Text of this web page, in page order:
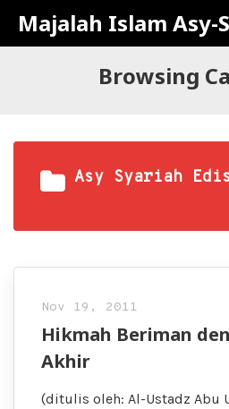
Majalah Islam Asy-
Browsing
Asy Syariah
Nov 19, 2011
Hikmah Beriman
Akhir
(ditulis oleh: Al-Ustadz Abu